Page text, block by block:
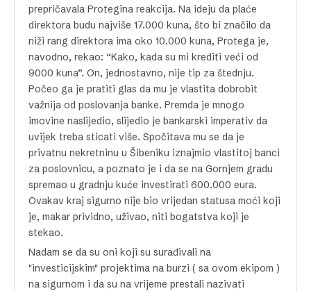
prepričavala Protegina reakcija. Na ideju da plaće
direktora budu najviše 17.000 kuna, što bi značilo da
niži rang direktora ima oko 10.000 kuna, Protega je,
navodno, rekao: “Kako, kada su mi krediti veći od
9000 kuna”. On, jednostavno, nije tip za štednju.
Počeo ga je pratiti glas da mu je vlastita dobrobit
važnija od poslovanja banke. Premda je mnogo
imovine naslijedio, slijedio je bankarski imperativ da
uvijek treba sticati više. Spočitava mu se da je
privatnu nekretninu u Šibeniku iznajmio vlastitoj banci
za poslovnicu, a poznato je i da se na Gornjem gradu
spremao u gradnju kuće investirati 600.000 eura.
Ovakav kraj sigurno nije bio vrijedan statusa moći koji
je, makar prividno, uživao, niti bogatstva koji je
stekao.
Nadam se da su oni koji su surađivali na
"investicijskim" projektima na burzi ( sa ovom ekipom )
na sigurnom i da su na vrijeme prestali nazivati